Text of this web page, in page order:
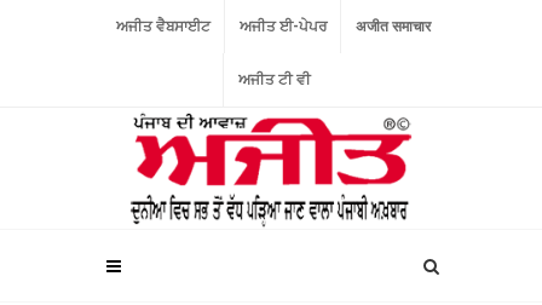
ਅਜੀਤ ਵੈਬਸਾਈਟ ਅਜੀਤ ਈ-ਪੇਪਰ अजीत समाचार
ਅਜੀਤ ਟੀ ਵੀ